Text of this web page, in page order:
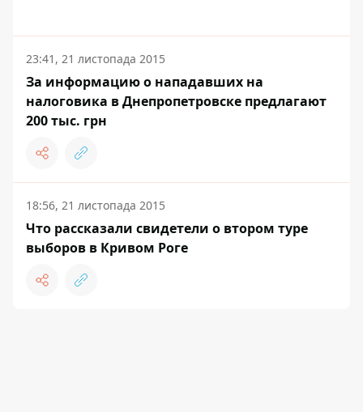
23:41, 21 листопада 2015
За информацию о нападавших на
налоговика в Днепропетровске предлагают
200 тыс. грн
18:56, 21 листопада 2015
Что рассказали свидетели о втором туре
выборов в Кривом Роге